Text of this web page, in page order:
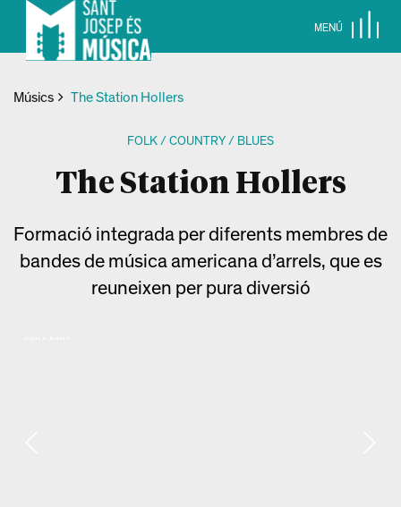
MENÚ
Músics The Station Hollers
FOLK / COUNTRY / BLUES
The Station Hollers
Formació integrada per diferents membres de
bandes de música americana d’arrels, que es
reuneixen per pura diversió